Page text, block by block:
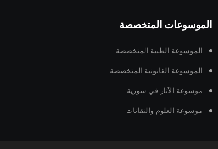
الموسوعات المتخصصة
الموسوعة الطبية المتخصصة
الموسوعة القانونية المتخصصة
موسوعة الآثار في سورية
موسوعة العلوم والتقانات